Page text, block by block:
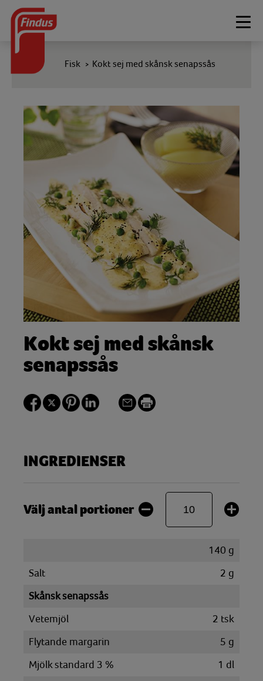
Fisk > Kokt sej med skånsk senapssås
Kokt sej med skånsk
senapssås
INGREDIENSER
Välj antal portioner
140 g
Salt
2 g
Skånsk senapssås
Vetemjöl
2 tsk
Flytande margarin
5 g
Mjölk standard 3 %
1 dl